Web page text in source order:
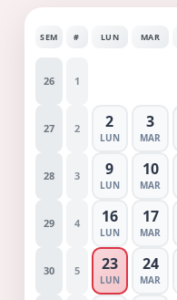
SEM # LUN MAR
26 1
27 2 2
LUN
3
MAR
28 3 9
LUN
10
MAR
29 4 16
LUN
17
MAR
30 5 23
LUN
24
MAR